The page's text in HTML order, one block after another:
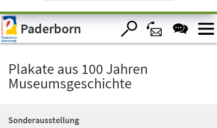
Visuelle
Assistenzsoftware
öffnen.Paderborn
Plakate aus 100 Jahren
Museumsgeschichte
Sonderausstellung